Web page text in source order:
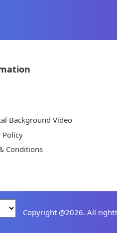
Background Video
Policy
Conditions
Copyright @2026. All